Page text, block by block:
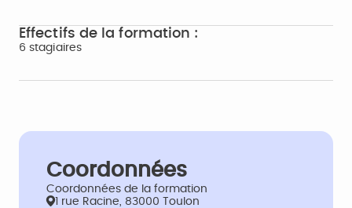
Effectifs de la formation :
6 stagiaires
Coordonnées
Coordonnées de la formation
1 rue Racine, 83000 Toulon